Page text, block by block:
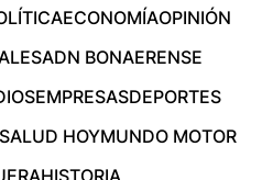
ECONOMÍAOPINIÓN
ADN BONAERENSE
EMPRESASDEPORTES
HOYMUNDO MOTOR
HISTORIA